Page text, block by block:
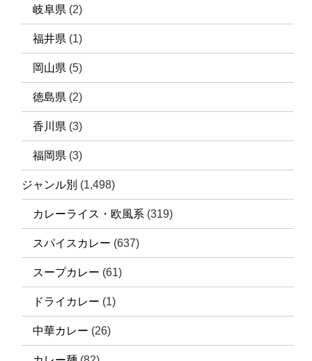
岐阜県 (2)
福井県 (1)
岡山県 (5)
徳島県 (2)
香川県 (3)
福岡県 (3)
ジャンル別 (1,498)
カレーライス・欧風系 (319)
スパイスカレー (637)
スープカレー (61)
ドライカレー (1)
中華カレー (26)